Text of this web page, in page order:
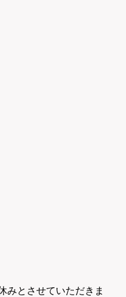
みとさせていただきま